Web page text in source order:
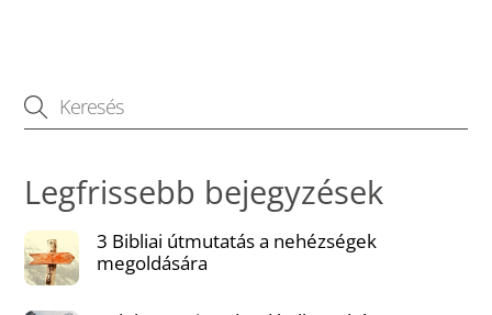
Legfrissebb bejegyzések
3 Bibliai útmutatás a nehézségek
megoldására